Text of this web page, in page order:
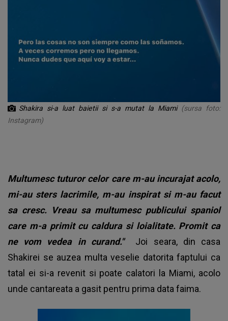
Shakira si-a luat baietii si s-a mutat la Miami (sursa foto:
Instagram)
Multumesc tuturor celor care m-au incurajat acolo,
mi-au sters lacrimile, m-au inspirat si m-au facut
sa cresc. Vreau sa multumesc publicului spaniol
care m-a primit cu caldura si loialitate. Promit ca
ne vom vedea in curand." Joi seara, din casa
Shakirei se auzea multa veselie datorita faptului ca
tatal ei si-a revenit si poate calatori la Miami, acolo
unde cantareata a gasit pentru prima data faima.